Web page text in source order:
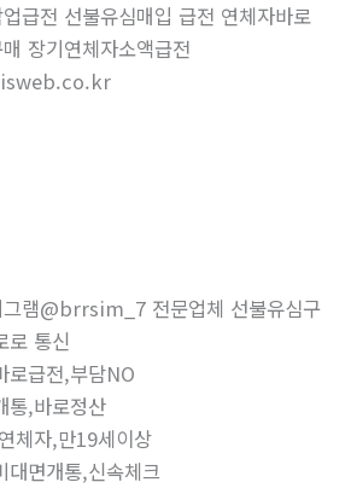
급전 선불유심매입 급전 연체자바로
장기연체자소액급전
그램@brrsim_7 전문업체 선불유심구
로 통신
로급전,부담NO
통,바로정산
체자,만19세이상
대면개통,신속체크